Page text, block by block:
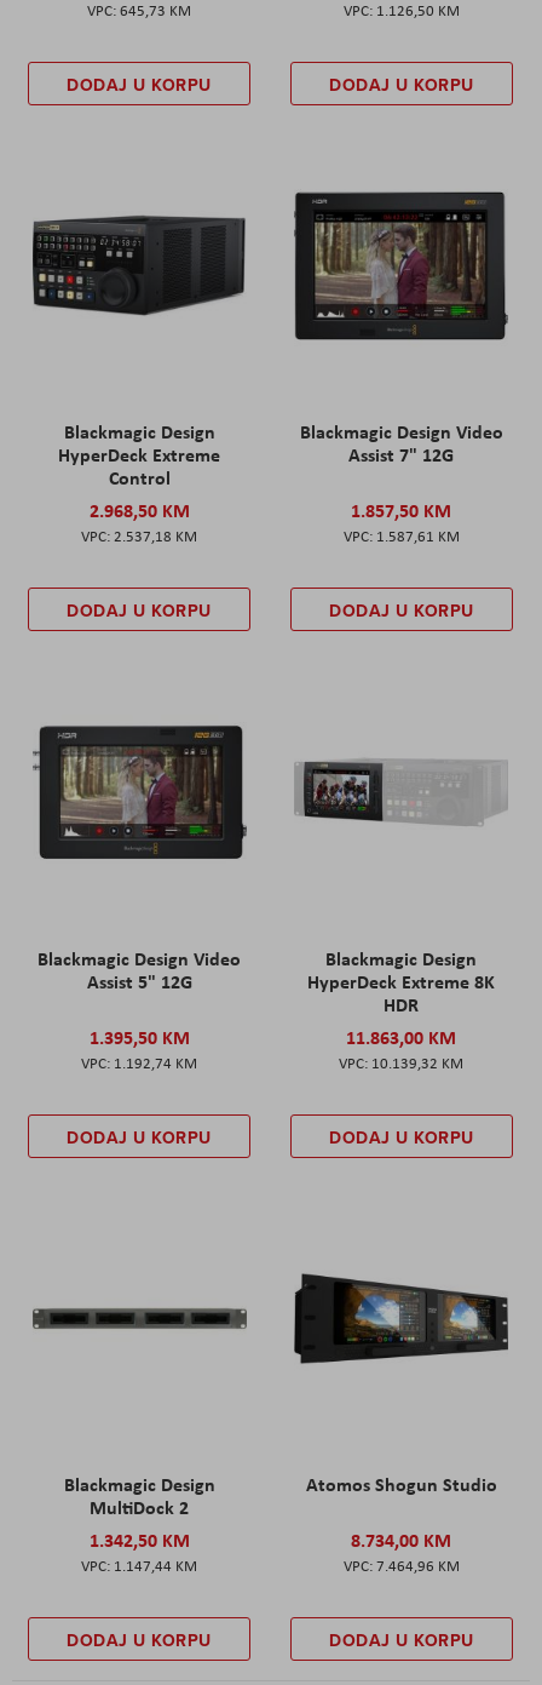
645,73 KM
DODAJ U KORPU
1.126,50 KM
DODAJ U KORPU
Blackmagic Design
HyperDeck Extreme
Control
2.968,50 KM
2.537,18 KM
DODAJ U KORPU
Blackmagic Design Video
Assist 7" 12G
1.857,50 KM
1.587,61 KM
DODAJ U KORPU
Blackmagic Design Video
Assist 5" 12G
1.395,50 KM
1.192,74 KM
DODAJ U KORPU
Blackmagic Design
HyperDeck Extreme 8K
HDR
11.863,00 KM
10.139,32 KM
DODAJ U KORPU
Blackmagic Design
MultiDock 2
1.342,50 KM
1.147,44 KM
DODAJ U KORPU
Atomos Shogun Studio
8.734,00 KM
7.464,96 KM
DODAJ U KORPU